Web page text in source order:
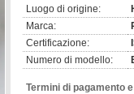
Luogo di origine:
Marca:
Certificazione:
Numero di modello:
Termini di pagamento